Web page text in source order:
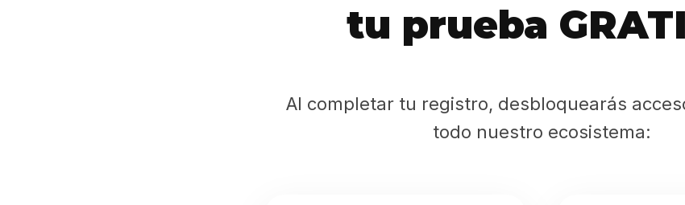
Search
tu prueba
Al completar tu registro, desbloquearás
todo nuestro ecosistema: